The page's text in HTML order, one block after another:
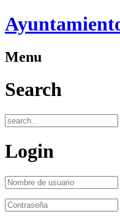
Menu
Search
Login